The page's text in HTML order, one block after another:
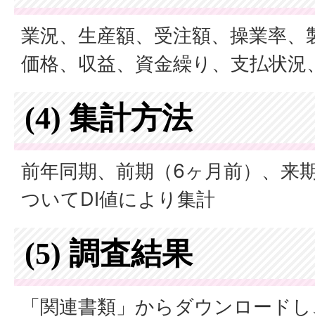
業況、生産額、受注額、操業率、
価格、収益、資金繰り、支払状況
(4) 集計方法
前年同期、前期（6ヶ月前）、来
ついてDI値により集計
(5) 調査結果
「関連書類」からダウンロード